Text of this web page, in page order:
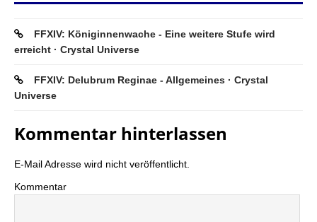
FFXIV: Königinnenwache - Eine weitere Stufe wird
erreicht · Crystal Universe
FFXIV: Delubrum Reginae - Allgemeines · Crystal
Universe
Kommentar hinterlassen
E-Mail Adresse wird nicht veröffentlicht.
Kommentar